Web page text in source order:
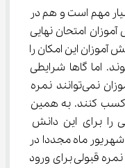
مهم است و هم در
امتحان نهایی
آموزان این امکان را
اما گاها شرایطی
ایجاد می‌شود که گروهی از دانش آموزان نمی‌توانند نمره
کسب کنند. به همین
را برای این دانش
شهریور ماه مجددا در
قبولی برای ورود